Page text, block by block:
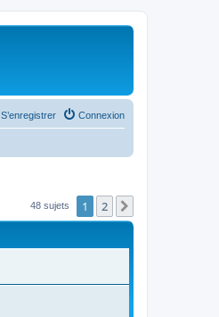
Connexion
S’enregistrer
48 sujets 1 2